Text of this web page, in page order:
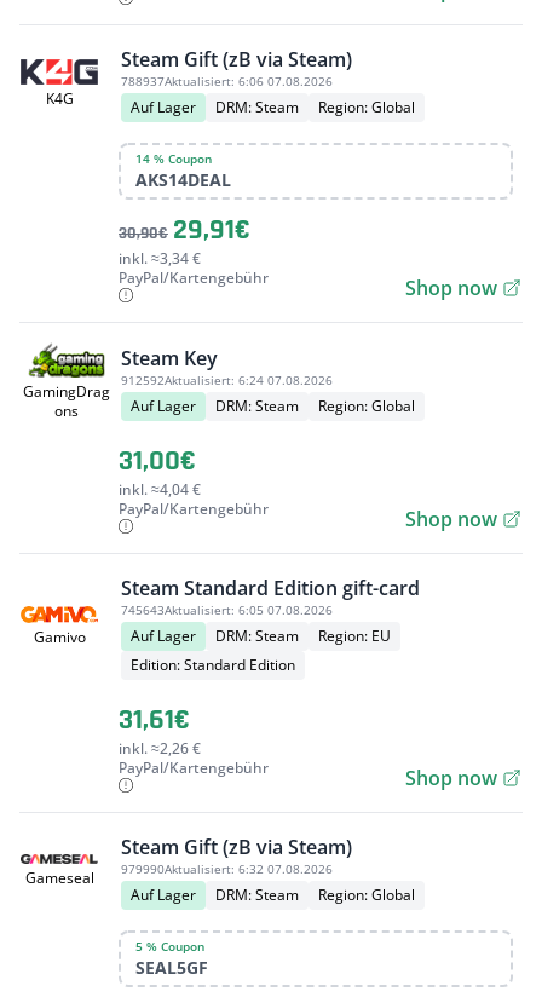
K4G
Steam Gift (zB via Steam)
788937Aktualisiert: 6:06 07.08.2026
Auf Lager DRM: Steam Region: Global
14 % Coupon
AKS14DEAL
30,90€ 29,91€
inkl. ≈3,34 €
PayPal/Kartengebühr
Shop now
GamingDrag
ons
Steam Key
912592Aktualisiert: 6:24 07.08.2026
Auf Lager DRM: Steam Region: Global
31,00€
inkl. ≈4,04 €
PayPal/Kartengebühr
Shop now
Gamivo
Steam Standard Edition gift-card
745643Aktualisiert: 6:05 07.08.2026
Auf Lager DRM: Steam
Region: EU
Edition: Standard Edition
31,61€
inkl. ≈2,26 €
PayPal/Kartengebühr
Shop now
Gameseal
Steam Gift (zB via Steam)
979990Aktualisiert: 6:32 07.08.2026
Auf Lager DRM: Steam Region: Global
5 % Coupon
SEAL5GF